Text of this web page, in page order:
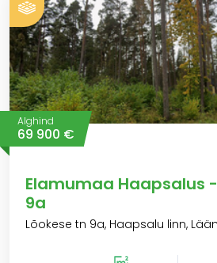
Alghind
69 900 €
Elamumaa Haapsalus
9a
Lõokese tn 9a, Haapsalu linn,